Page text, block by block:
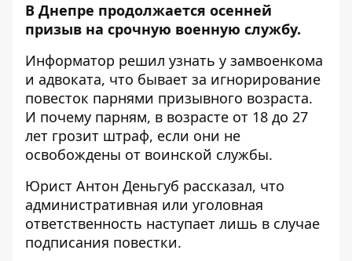
В Днепре продолжается осенней
призыв на срочную военную службу.
Информатор решил узнать у замвоенкома
и адвоката, что бывает за игнорирование
повесток парнями призывного возраста.
И почему парням, в возрасте от 18 до 27
лет грозит штраф, если они не
освобождены от воинской службы.
Юрист Антон Деньгуб рассказал, что
административная или уголовная
ответственность наступает лишь в случае
подписания повестки.